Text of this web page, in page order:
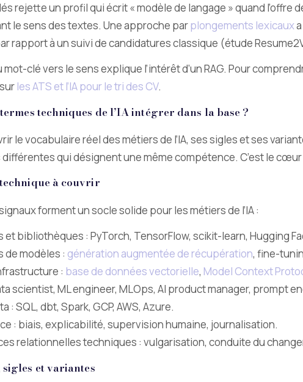
rejette un profil qui écrit « modèle de langage » quand l’offre
le sens des textes. Une approche parplongements lexicauxa
rapport à un suivi de candidatures classique (étude
clé vers le sens explique l’intérêt d’un RAG. Pour
les ATS et l’IA pour le tri des CV.
techniques de l’IA intégrer dans la base ?
le vocabulaire réel des métiers de l’IA, ses sigles et ses
qui désignent une même compétence. C’est le cœur
à couvrir
forment un socle solide pour les métiers de l’IA :
et bibliothèques : PyTorch, TensorFlow, scikit-learn, Hugging
de modèles : génération augmentée de récupération, fine-
: base de données vectorielle, Model Context
scientist, ML engineer, MLOps, AI product manager, prompt
: SQL, dbt, Spark, GCP, AWS, Azure.
: biais, explicabilité, supervision humaine, journalisation.
relationnelles techniques : vulgarisation, conduite du
sigles et variantes